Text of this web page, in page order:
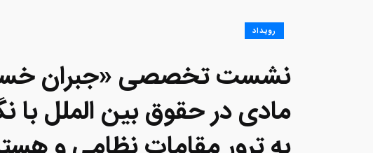
رویداد
نشست تخصصی «جبران
مادی در حقوق بین الملل با